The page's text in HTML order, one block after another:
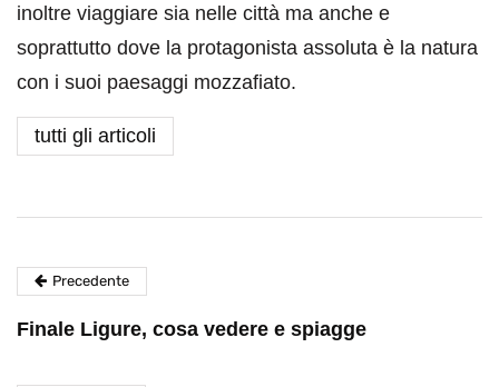
inoltre viaggiare sia nelle città ma anche e
soprattutto dove la protagonista assoluta è la natura
con i suoi paesaggi mozzafiato.
tutti gli articoli
Precedente
Finale Ligure, cosa vedere e spiagge